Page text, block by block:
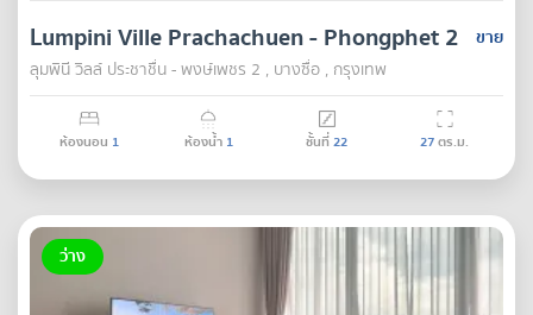
ขาย
Lumpini Ville Prachachuen - Phongphet 2
ลุมพินี วิลล์ ประชาชื่น - พงษ์เพชร 2 , บางซื่อ , กรุงเทพ
ห้องนอน 1 ห้องน้ำ 1 ชั้นที่22 27ตร.ม.
ว่าง